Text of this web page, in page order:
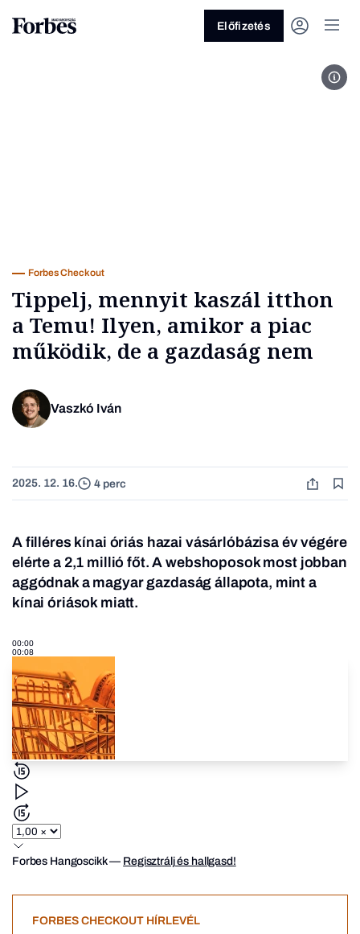
Üzlet
Előfizetés
Forbes Checkout
Tippelj, mennyit kaszál itthon
a Temu! Ilyen, amikor a piac
működik, de a gazdaság nem
Vaszkó Iván
2025. 12. 16. 4 perc
A filléres kínai óriás hazai vásárlóbázisa év végére
elérte a 2,1 millió főt. A webshoposok most jobban
aggódnak a magyar gazdaság állapota, mint a
kínai óriások miatt.
00:00
00:08
Forbes Hangoscikk— Regisztrálj és hallgasd!
FORBES CHECKOUT HÍRLEVÉL